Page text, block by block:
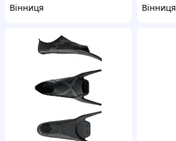
Вінниця
Вінниця